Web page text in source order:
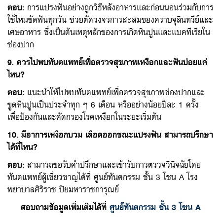
ตอบ: การแปรงฟันอย่างถูกวิธีหลังอาหารและก่อนนอนร่วมกับการ
ใช้ไหมขัดฟันทุกวัน ช่วยตัดวงจรการสะสมของคราบจุลินทรีย์และ
เศษอาหาร ซึ่งเป็นต้นเหตุหลักของการเกิดหินปูนและแบคทีเรียใน
ช่องปาก
9. ควรไปพบทันตแพทย์เพื่อตรวจสุขภาพเหงือกและฟันบ่อยแค่
ไหน?
ตอบ: แนะนำให้ไปพบทันตแพทย์เพื่อตรวจสุขภาพช่องปากและ
ขูดหินปูนเป็นประจำทุก ๆ 6 เดือน หรืออย่างน้อยปีละ 1 ครั้ง
เพื่อป้องกันและคัดกรองโรคเหงือกในระยะเริ่มต้น
10. มีอาการเหงือกบวม เลือดออกขณะแปรงฟัน สามารถปรึกษา
ได้ที่ไหน?
ตอบ: สามารถขอรับคำปรึกษาและเข้ารับการตรวจวินิจฉัยโดย
ทันตแพทย์ผู้เชี่ยวชาญได้ที่ ศูนย์ทันตกรรม ชั้น 3 โซน A โรง
พยาบาลศิริราช ปิยมหาราชการุณย์
สอบถามข้อมูลเพิ่มเติมได้ที่ ศูนย์ทันตกรรมชั้น 3 โซน A